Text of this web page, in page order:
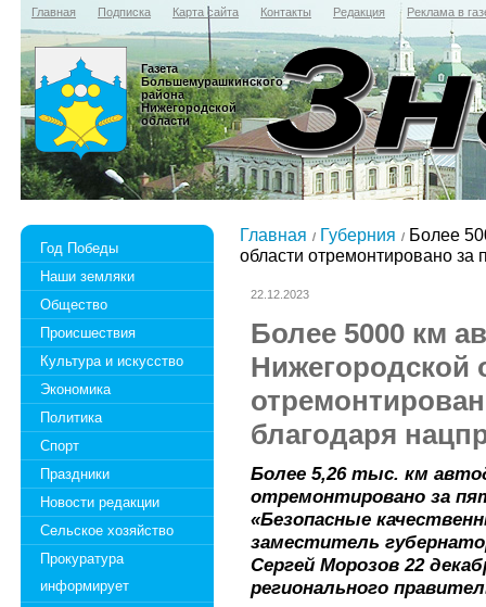
Главная Подписка Карта сайта Контакты Редакция Реклама в
Газета
Большемурашкинского
района
Нижегородской
области
Год Победы
Наши земляки
Общество
Происшествия
Культура и искусство
Экономика
Политика
Спорт
Праздники
Новости редакции
Сельское хозяйство
Прокуратура
информирует
Главная Губерния
Более
области отремонтировано за
22.12.2023
Более 5000 км
Нижегородской
благодаря
Более 5,26 тыс. км
отремонтировано за
«Безопасные
заместитель
Сергей Морозов 22
регионального